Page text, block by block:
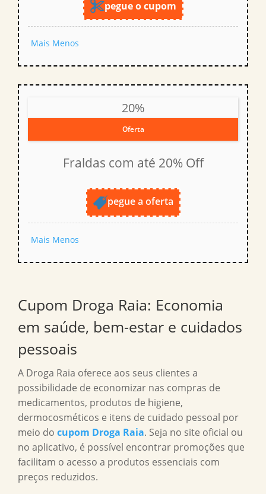
pegue o cupom
Mais Menos
20%
Oferta
Fraldas com até 20% Off
pegue a oferta
Mais Menos
Cupom Droga Raia: Economia
em saúde, bem-estar e cuidados
pessoais
A Droga Raia oferece aos seus clientes a
possibilidade de economizar nas compras de
medicamentos, produtos de higiene,
dermocosméticos e itens de cuidado pessoal por
meio do cupom Droga Raia. Seja no site oficial ou
no aplicativo, é possível encontrar promoções que
facilitam o acesso a produtos essenciais com
preços reduzidos.